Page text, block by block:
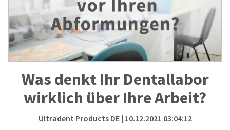
Was denkt Ihr Dentallabor
wirklich über Ihre Arbeit?
Ultradent Products DE| 10.12.2021 03:04:12